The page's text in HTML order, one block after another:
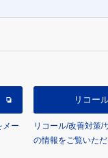
メー
リコー
リコール/改善対策/
の情報をご覧いた